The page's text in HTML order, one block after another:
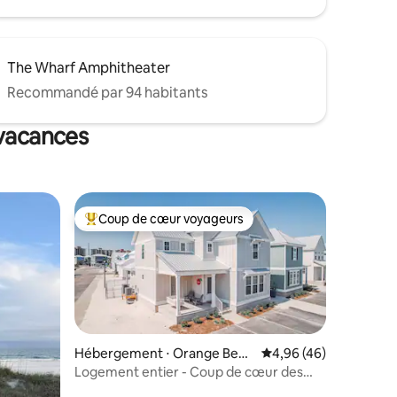
The Wharf Amphitheater
Recommandé par 94 habitants
: 4,82 sur 5
Coups de cœur voyageurs les plus appréciés
Coup de cœur voyageurs
Hébergement ⋅ Orange Beac
h
Évaluation moyenne
4,96 (46)
Logement entier - Coup de cœur des